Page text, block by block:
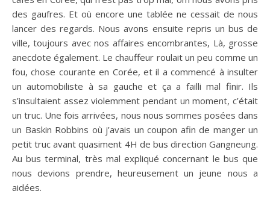
des gaufres. Et où encore une tablée ne cessait de nous
lancer des regards. Nous avons ensuite repris un bus de
ville, toujours avec nos affaires encombrantes, Là, grosse
anecdote également. Le chauffeur roulait un peu comme un
fou, chose courante en Corée, et il a commencé à insulter
un automobiliste à sa gauche et ça a failli mal finir. Ils
s’insultaient assez violemment pendant un moment, c’était
un truc. Une fois arrivées, nous nous sommes posées dans
un Baskin Robbins où j’avais un coupon afin de manger un
petit truc avant quasiment 4H de bus direction Gangneung.
Au bus terminal, très mal expliqué concernant le bus que
nous devions prendre, heureusement un jeune nous a
aidées.